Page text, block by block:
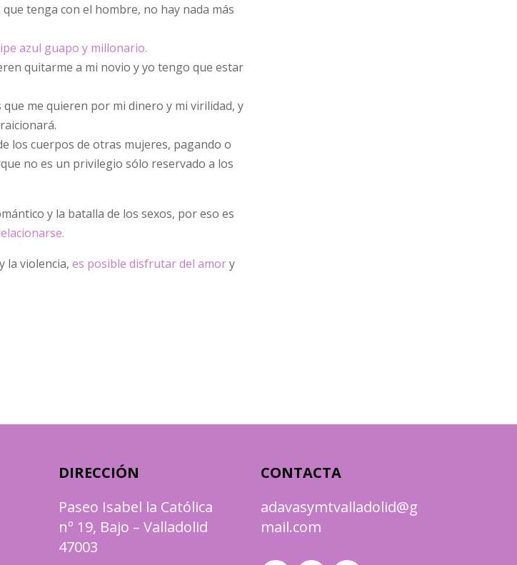
tenga con el hombre, no hay nada más
azul guapo y millonario.
quitarme a mi novio y yo tengo que estar
me quieren por mi dinero y mi virilidad, y
los cuerpos de otras mujeres, pagando o
no es un privilegio sólo reservado a los
y la batalla de los sexos, por eso es
la violencia,es posible disfrutar del amory
DIRECCIÓN
Paseo Isabel la Católica
nº 19, Bajo – Valladolid
47003
CONTACTA
adavasymtvalladolid@g
mail.com